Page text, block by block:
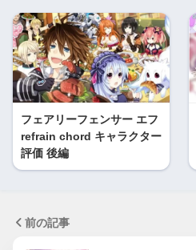
フェアリーフェンサー エフ
refrain chord キャラクター
評価 後編
前の記事